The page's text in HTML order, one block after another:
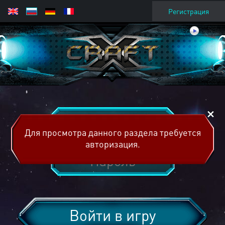
Регистрация
Войти в игру
Для просмотра данного раздела требуется
авторизация.